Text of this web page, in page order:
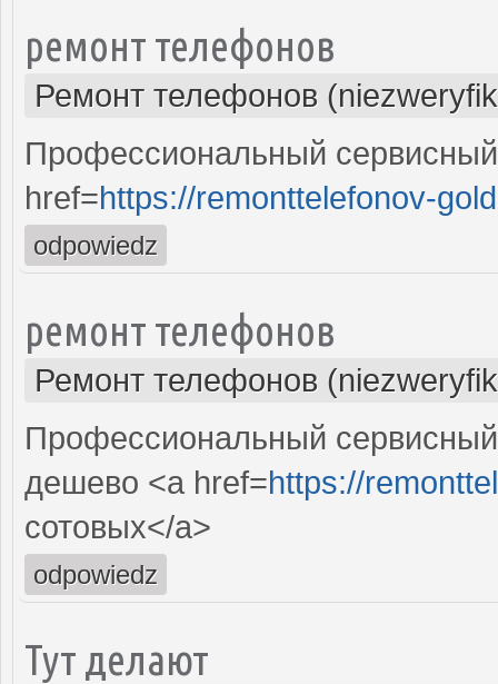
ремонт телефонов
Ремонт телефонов
Профессиональный
href=https://remonttelefonov-
odpowiedz
ремонт телефонов
Ремонт телефонов
Профессиональный
дешево <a href=https://
сотовых</a>
odpowiedz
Тут делают